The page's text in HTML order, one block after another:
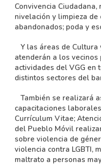
Convivencia
nivelación y limpieza
abandonados; poda y
Y las áreas de
atenderán a los
actividades del VGG en
distintos sectores del
También se realizará
capacitaciones
Currículum Vitae;
del Pueblo Móvil
sobre violencia de
violencia contra LGBTI,
maltrato a personas